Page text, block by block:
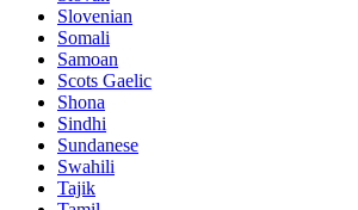
Slovenian
Somali
Samoan
Scots Gaelic
Shona
Sindhi
Sundanese
Swahili
Tajik